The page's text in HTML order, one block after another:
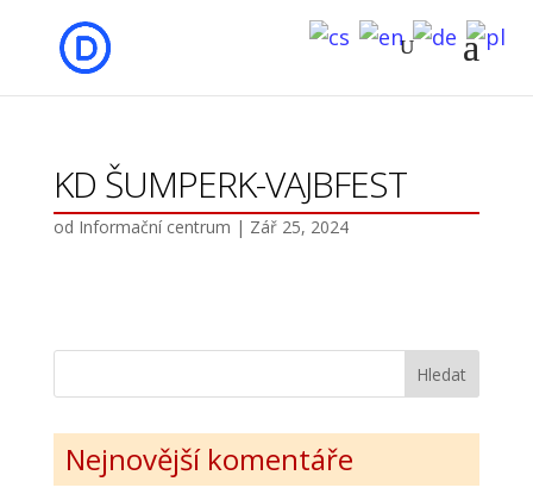
KD ŠUMPERK-VAJBFEST
od Informační centrum | Zář 25, 2024
Nejnovější komentáře